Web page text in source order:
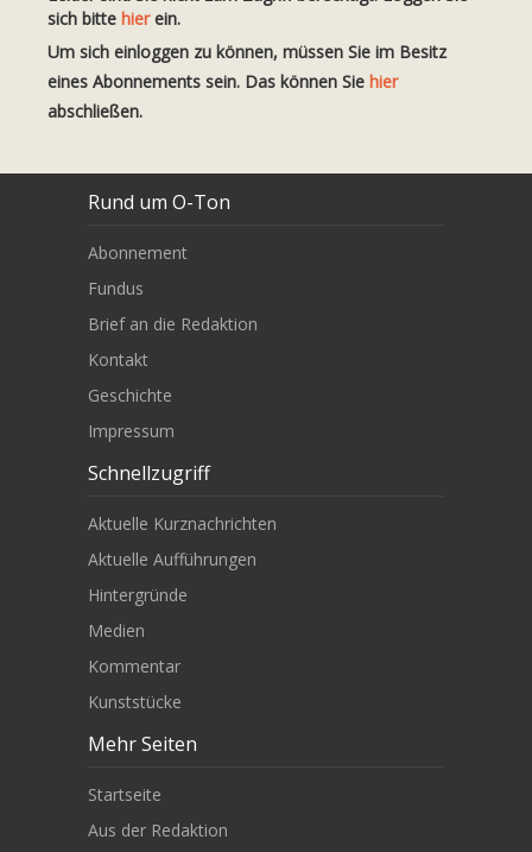
sich bitte hierein.
Um sich einloggen zu können, müssen Sie im Besitz
eines Abonnements sein. Das können Sie hier
abschließen.
Rund um O-Ton
Abonnement
Fundus
Brief an die Redaktion
Kontakt
Geschichte
Impressum
Schnellzugriff
Aktuelle Kurznachrichten
Aktuelle Aufführungen
Hintergründe
Medien
Kommentar
Kunststücke
Mehr Seiten
Startseite
Aus der Redaktion